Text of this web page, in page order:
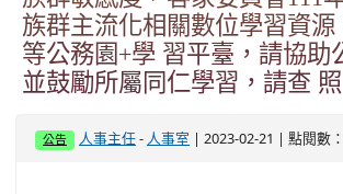
族群主流化相關數位學習資源
等公務園+學 習平臺，請協助
並鼓勵所屬同仁學習，請查 照
公告 人事主任 - 人事室 | 2023-02-21 | 點閱數